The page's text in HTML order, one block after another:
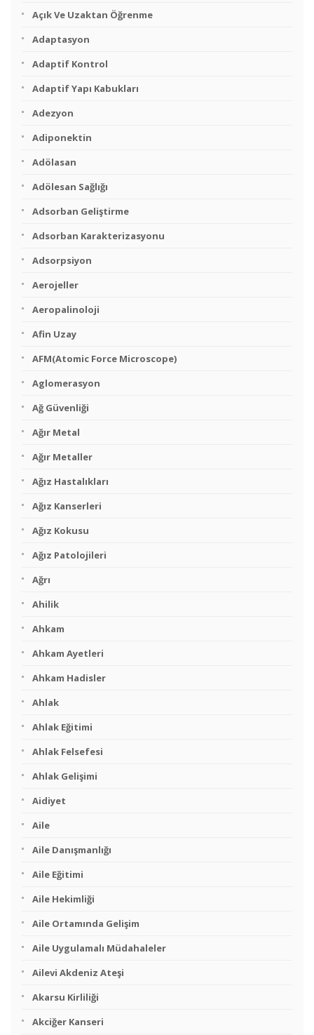
Açık Ve Uzaktan Öğrenme
Adaptasyon
Adaptif Kontrol
Adaptif Yapı Kabukları
Adezyon
Adiponektin
Adölasan
Adölesan Sağlığı
Adsorban Geliştirme
Adsorban Karakterizasyonu
Adsorpsiyon
Aerojeller
Aeropalinoloji
Afin Uzay
AFM(Atomic Force Microscope)
Aglomerasyon
Ağ Güvenliği
Ağır Metal
Ağır Metaller
Ağız Hastalıkları
Ağız Kanserleri
Ağız Kokusu
Ağız Patolojileri
Ağrı
Ahilik
Ahkam
Ahkam Ayetleri
Ahkam Hadisler
Ahlak
Ahlak Eğitimi
Ahlak Felsefesi
Ahlak Gelişimi
Aidiyet
Aile
Aile Danışmanlığı
Aile Eğitimi
Aile Hekimliği
Aile Ortamında Gelişim
Aile Uygulamalı Müdahaleler
Ailevi Akdeniz Ateşi
Akarsu Kirliliği
Akciğer Kanseri